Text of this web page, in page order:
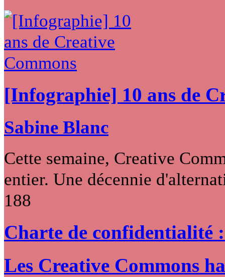
[Infographie] 10 ans de
Sabine Blanc
Cette semaine, Creative
entier. Une décennie
188
Charte de confidentialité
Les Creative Commons